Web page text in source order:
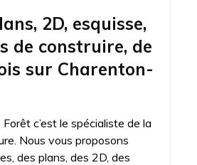
2D, esquisse,
de construire, de
sur Charenton-
c’est le spécialiste de la
Nous vous proposons
des plans, des 2D, des